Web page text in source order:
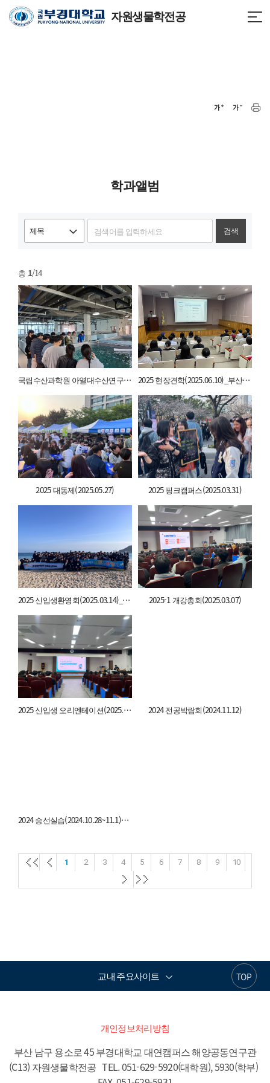
자원생물학전공
학과앨범
검색
총 1/14
국립수산과학원 아열대수산연구소 현장견학(2025.10.29) 2025 현장견학(2025.06.10)_부산해양자연사박물관
2025 대동제(2025.05.27) 2025 핑크캠퍼스(2025.03.31)
2025 신입생환영회(2025.03.14)_송정 2025-1 개강총회(2025.03.07)
2025 신입생 오리엔테이션(2025.02.10) 2024 전공박람회(2024.11.12)
2024 승선실습(2024.10.28~11.1)_제주
첫
첫
1 2 3 4 5 6 7 8 9
10
첫
첫
TOP
교내 주요사이트
개인정보처리방침
부산 남구 용소로 45 부경대학교 대연캠퍼스 해양공동연구관
(C13) 자원생물학전공   TEL. 051-629-5920(대학원), 5930(학부)